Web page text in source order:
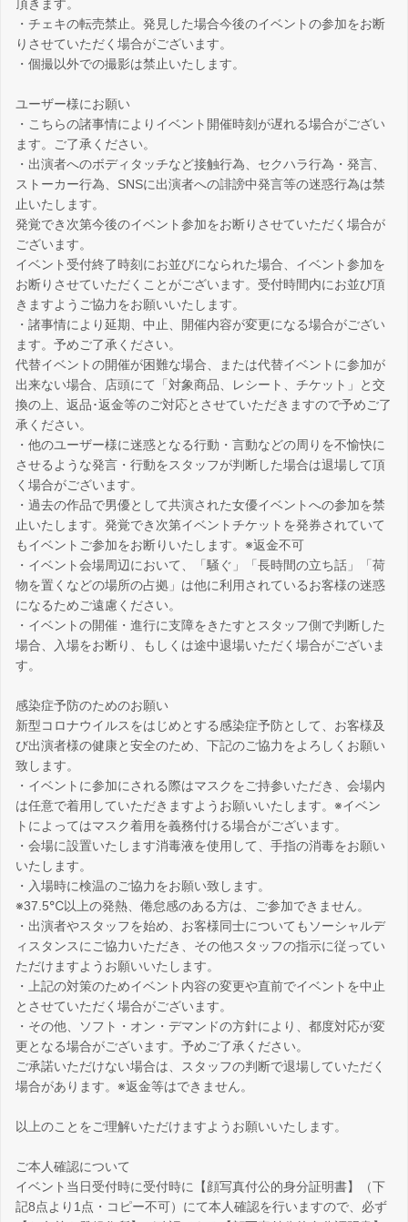
頂きます。
・チェキの転売禁止。発見した場合今後のイベントの参加をお断
りさせていただく場合がございます。
・個撮以外での撮影は禁止いたします。
ユーザー様にお願い
・こちらの諸事情によりイベント開催時刻が遅れる場合がござい
ます。ご了承ください。
・出演者へのボディタッチなど接触行為、セクハラ行為・発言、
ストーカー行為、SNSに出演者への誹謗中発言等の迷惑行為は禁
止いたします。
発覚でき次第今後のイベント参加をお断りさせていただく場合が
ございます。
イベント受付終了時刻にお並びになられた場合、イベント参加を
お断りさせていただくことがございます。受付時間内にお並び頂
きますようご協力をお願いいたします。
・諸事情により延期、中止、開催内容が変更になる場合がござい
ます。予めご了承ください。
代替イベントの開催が困難な場合、または代替イベントに参加が
出来ない場合、店頭にて「対象商品、レシート、チケット」と交
換の上、返品･返金等のご対応とさせていただきますので予めご了
承ください。
・他のユーザー様に迷惑となる行動・言動などの周りを不愉快に
させるような発言・行動をスタッフが判断した場合は退場して頂
く場合がございます。
・過去の作品で男優として共演された女優イベントへの参加を禁
止いたします。発覚でき次第イベントチケットを発券されていて
もイベントご参加をお断りいたします。※返金不可
・イベント会場周辺において、「騒ぐ」「長時間の立ち話」「荷
物を置くなどの場所の占拠」は他に利用されているお客様の迷惑
になるためご遠慮ください。
・イベントの開催・進行に支障をきたすとスタッフ側で判断した
場合、入場をお断り、もしくは途中退場いただく場合がございま
す。
感染症予防のためのお願い
新型コロナウイルスをはじめとする感染症予防として、お客様及
び出演者様の健康と安全のため、下記のご協力をよろしくお願い
致します。
・イベントに参加にされる際はマスクをご持参いただき、会場内
は任意で着用していただきますようお願いいたします。※イベン
トによってはマスク着用を義務付ける場合がございます。
・会場に設置いたします消毒液を使用して、手指の消毒をお願い
いたします。
・入場時に検温のご協力をお願い致します。
※37.5℃以上の発熱、倦怠感のある方は、ご参加できません。
・出演者やスタッフを始め、お客様同士についてもソーシャルデ
ィスタンスにご協力いただき、その他スタッフの指示に従ってい
ただけますようお願いいたします。
・上記の対策のためイベント内容の変更や直前でイベントを中止
とさせていただく場合がございます。
・その他、ソフト・オン・デマンドの方針により、都度対応が変
更となる場合がございます。予めご了承ください。
ご承諾いただけない場合は、スタッフの判断で退場していただく
場合があります。※返金等はできません。
以上のことをご理解いただけますようお願いいたします。
ご本人確認について
イベント当日受付時に受付時に【顔写真付公的身分証明書】（下
記8点より1点・コピー不可）にて本人確認を行いますので、必ず